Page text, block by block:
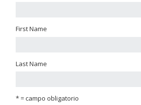
First Name
Last Name
* = campo obligatorio